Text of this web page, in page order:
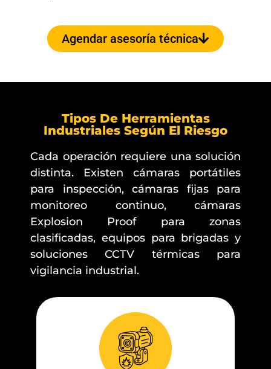
Agendar asesoría técnica
Tipos De Herramientas
Industriales Según El Riesgo
Cada operación requiere una solución
distinta. Existen cámaras portátiles
para inspección, cámaras fijas para
monitoreo continuo, cámaras
Explosion Proof para zonas
clasificadas, equipos para brigadas y
soluciones CCTV térmicas para
vigilancia industrial.